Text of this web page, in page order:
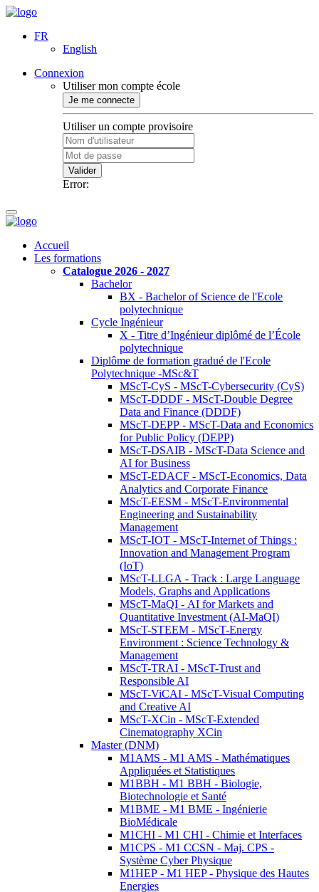
FR
English
Connexion
Utiliser mon compte école
Je me connecte
Utiliser un compte provisoire
Valider
Error:
Accueil
Les formations
Catalogue 2026 - 2027
Bachelor
BX - Bachelor of Science de l'Ecole
polytechnique
Cycle Ingénieur
X - Titre d’Ingénieur diplômé de l’École
polytechnique
Diplôme de formation gradué de l'Ecole
Polytechnique -MSc&T
MScT-CyS - MScT-Cybersecurity (CyS)
MScT-DDDF - MScT-Double Degree
Data and Finance (DDDF)
MScT-DEPP - MScT-Data and Economics
for Public Policy (DEPP)
MScT-DSAIB - MScT-Data Science and
AI for Business
MScT-EDACF - MScT-Economics, Data
Analytics and Corporate Finance
MScT-EESM - MScT-Environmental
Engineering and Sustainability
Management
MScT-IOT - MScT-Internet of Things :
Innovation and Management Program
(IoT)
MScT-LLGA - Track : Large Language
Models, Graphs and Applications
MScT-MaQI - AI for Markets and
Quantitative Investment (AI-MaQI)
MScT-STEEM - MScT-Energy
Environment : Science Technology &
Management
MScT-TRAI - MScT-Trust and
Responsible AI
MScT-ViCAI - MScT-Visual Computing
and Creative AI
MScT-XCin - MScT-Extended
Cinematography XCin
Master (DNM)
M1AMS - M1 AMS - Mathématiques
Appliquées et Statistiques
M1BBH - M1 BBH - Biologie,
Biotechnologie et Santé
M1BME - M1 BME - Ingénierie
BioMédicale
M1CHI - M1 CHI - Chimie et Interfaces
M1CPS - M1 CCSN - Maj. CPS -
Système Cyber Physique
M1HEP - M1 HEP - Physique des Hautes
Energies